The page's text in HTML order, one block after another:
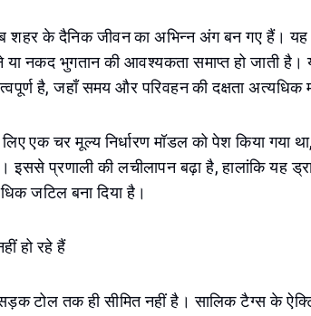
के दैनिक जीवन का अभिन्न अंग बन गए हैं। यह
नकद भुगतान की आवश्यकता समाप्त हो जाती
है, जहाँ समय और परिवहन की दक्षता अत्यधिक
एक चर मूल्य निर्धारण मॉडल को पेश किया गया
प्रणाली की लचीलापन बढ़ा है, हालांकि यह
जटिल बना दिया है।
हो रहे हैं
टोल तक ही सीमित नहीं है। सालिक टैग्स के